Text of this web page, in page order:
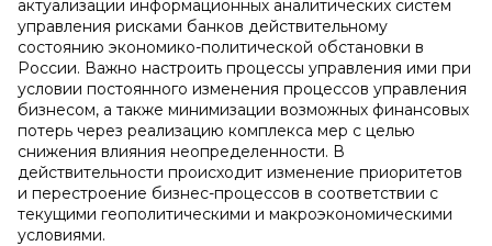
актуализации информационных аналитических систем
управления рисками банков действительному
состоянию экономико-политической обстановки в
России. Важно настроить процессы управления ими при
условии постоянного изменения процессов управления
бизнесом, а также минимизации возможных финансовых
потерь через реализацию комплекса мер с целью
снижения влияния неопределенности. В
действительности происходит изменение приоритетов
и перестроение бизнес-процессов в соответствии с
текущими геополитическими и макроэкономическими
условиями.